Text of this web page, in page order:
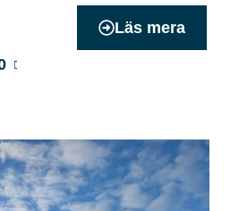
Läs mera